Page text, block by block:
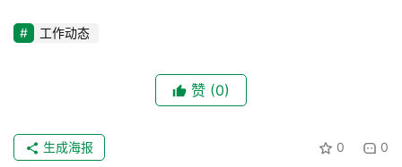
工作动态
赞 (0)
0 0
生成海报